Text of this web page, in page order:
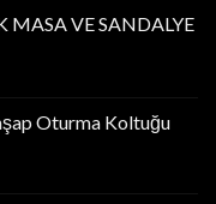
VE SANDALYE
Oturma Koltuğu